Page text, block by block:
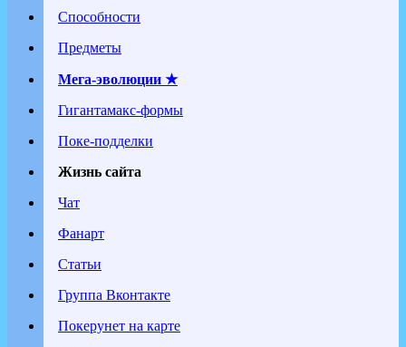
Способности
Предметы
Мега-эволюции ★
Гигантамакс-формы
Поке-подделки
Жизнь сайта
Чат
Фанарт
Статьи
Группа Вконтакте
Покерунет на карте